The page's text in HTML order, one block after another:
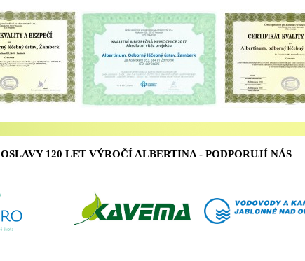
OSLAVY 120 LET VÝROČÍ ALBERTINA - PODPORUJÍ NÁS